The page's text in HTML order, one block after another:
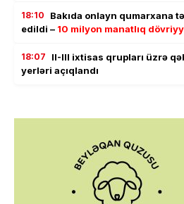
18:10
Bakıda onlayn qumarxana
edildi – 10 milyon manatlıq
18:07
II-III ixtisas qrupları üzrə
yerləri açıqlandı